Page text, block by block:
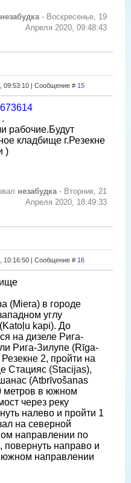
незабудка - Воскресенье, 19
Апреля 2020, 09:48:43
09:53:10 | Сообщение # 15
рабочие.Будут
кладбище г.Резекне
)
незабудка - Вторник, 21
Апреля 2020, 18:49:33
10:16:50 | Сообщение # 16
(Miera) в городе
углу
kapi). До
на дизеле Рига-
Рига-Зилупе (Rīga-
2, пройти на
Стацияс (Stacijas),
(Atbrīvošanas
метров в южном
через реку
налево и пройти 1
на северной
направлении по
повернуть направо и
направлении